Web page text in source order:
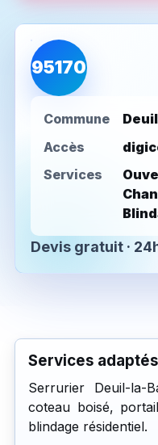
95170
Commune
Accès
Services
Devis gratuit ·
Services
Serrurier Deuil-
coteau boisé,
blindage résidentiel.